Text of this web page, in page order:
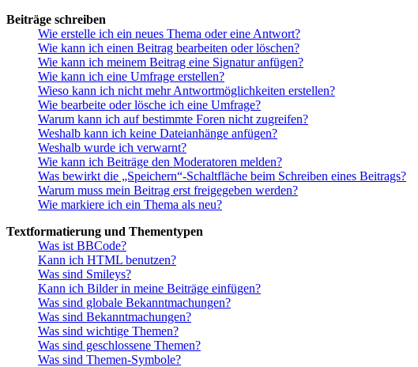
Beiträge schreiben
Wie erstelle ich ein neues Thema oder eine Antwort?
Wie kann ich einen Beitrag bearbeiten oder löschen?
Wie kann ich meinem Beitrag eine Signatur anfügen?
Wie kann ich eine Umfrage erstellen?
Wieso kann ich nicht mehr Antwortmöglichkeiten erstellen?
Wie bearbeite oder lösche ich eine Umfrage?
Warum kann ich auf bestimmte Foren nicht zugreifen?
Weshalb kann ich keine Dateianhänge anfügen?
Weshalb wurde ich verwarnt?
Wie kann ich Beiträge den Moderatoren melden?
Was bewirkt die „Speichern“-Schaltfläche beim Schreiben eines Beitrags?
Warum muss mein Beitrag erst freigegeben werden?
Wie markiere ich ein Thema als neu?
Textformatierung und Thementypen
Was ist BBCode?
Kann ich HTML benutzen?
Was sind Smileys?
Kann ich Bilder in meine Beiträge einfügen?
Was sind globale Bekanntmachungen?
Was sind Bekanntmachungen?
Was sind wichtige Themen?
Was sind geschlossene Themen?
Was sind Themen-Symbole?